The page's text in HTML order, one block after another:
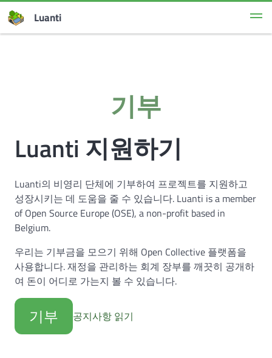
Luanti
기부
Luanti 지원하기
Luanti의 비영리 단체에 기부하여 프로젝트를 지원하고
성장시키는 데 도움을 줄 수 있습니다. Luanti is a member
of Open Source Europe (OSE), a non-profit based in
Belgium.
우리는 기부금을 모으기 위해 Open Collective 플랫폼을
사용합니다. 재정을 관리하는 회계 장부를 깨끗히 공개하
여 돈이 어디로 가는지 볼 수 있습니다.
기부 공지사항 읽기